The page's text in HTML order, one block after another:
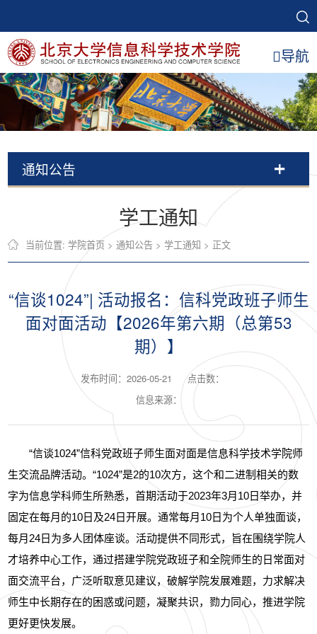
导航
通知公告
学工通知
当前位置:学院首页 >通知公告 >学工通知 > 正文
“信谈1024”| 活动报名：信科党政班子师生
面对面活动【2026年第六期（总第53
期）】
发布时间：2026-05-21
点击数：
信息来源：
“信谈1024”信科党政班子师生面对面是信息科学技术学院师
生交流品牌活动。“1024”是2的10次方，这个和二进制相关的数
字为信息学科师生所熟悉，首期活动于2023年3月10日举办，并
固定在每月的10日及24日开展。通常每月10日为个人单独面谈，
每月24日为多人团体座谈。活动提供不同形式，旨在围绕学院人
才培养中心工作，通过搭建学院党政班子和全院师生的日常面对
面交流平台，广泛听取意见建议，破解学院发展难题，力求解决
师生中长期存在的困惑或问题，凝聚共识，勠力同心，推进学院
更好更快发展。